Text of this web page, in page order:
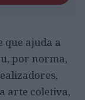
ajuda a
por norma,
arte coletiva,